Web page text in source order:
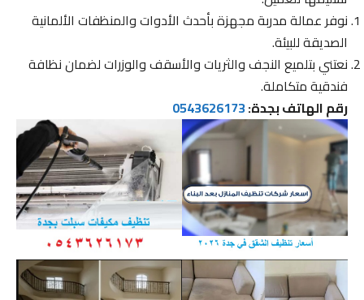
نوفر عمالة مدربة مجهزة بأحدث الأدوات والمنظفات الألمانية
الصديقة للبيئة.
نعتني بتلميع النجف والثريات والأسقف والوزرات لضمان نظافة
فندقية متكاملة.
رقم الهاتف بجدة:0543626173